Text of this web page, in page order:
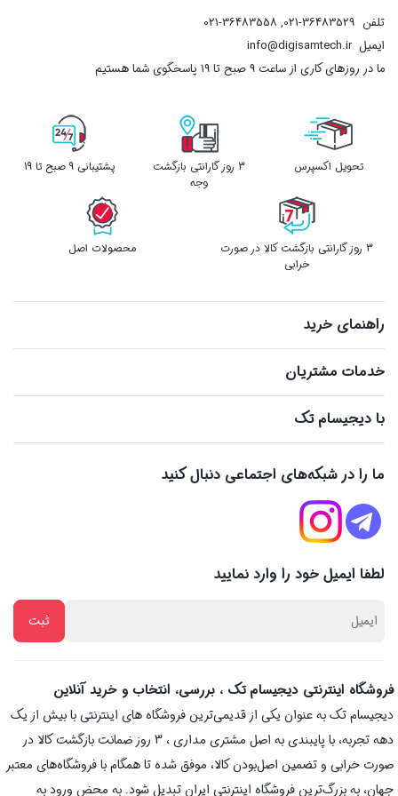
تلفن 021-36483529
,
021-36483558
ایمیلinfo@digisamtech.ir
ما در روزهای کاری از ساعت ۹ صبح تا ۱۹ پاسخگوی شما هستیم
تحویل اکسپرس
3 روز گارانتی بازگشت
وجه
پشتیبانی 9 صبح تا 19
3 روز گارانتی بازگشت کالا در صورت
خرابی
محصولات اصل
راهنمای خرید
خدمات مشتریان
با دیجیسام تک
ما را در شبکه‌های اجتماعی دنبال کنید
لطفا ایمیل خود را وارد نمایید
فروشگاه اینترنتی دیجیسام تک ، بررسی، انتخاب و خرید آنلاین
دیجیسام تک به عنوان یکی از قدیمی‌ترین فروشگاه های اینترنتی با بیش از یک
دهه تجربه، با پایبندی به اصل مشتری مداری ، 3 روز ضمانت بازگشت کالا در
صورت خرابی و تضمین اصل‌بودن کالا، موفق شده تا همگام با فروشگاه‌های معتبر
جهان، به بزرگ‌ترین فروشگاه اینترنتی ایران تبدیل شود. به محض ورود به